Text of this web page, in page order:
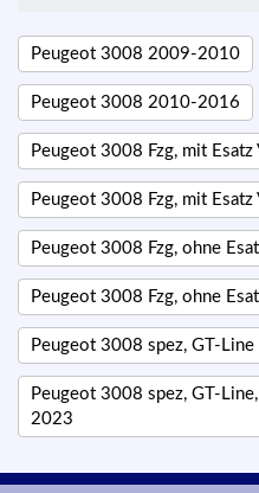
Peugeot 3008 2009-2010
Peugeot 3008 2010-2016
Peugeot 3008 Fzg, mit
Peugeot 3008 Fzg, mit
Peugeot 3008 Fzg, ohne
Peugeot 3008 Fzg, ohne
Peugeot 3008 spez, GT-
Peugeot 3008 spez, GT-
2023